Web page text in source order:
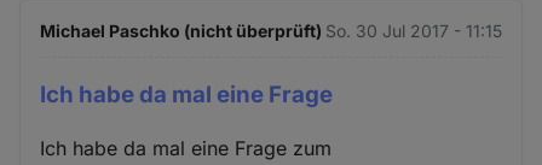
Michael Paschko (nicht überprüft) So. 30 Jul 2017 - 11:15
Ich habe da mal eine Frage
Ich habe da mal eine Frage zum